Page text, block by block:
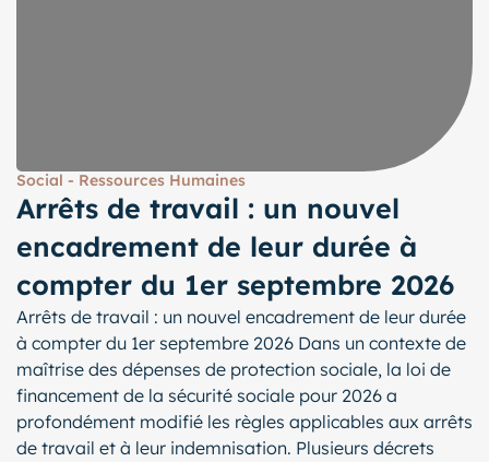
Social - Ressources Humaines
Arrêts de travail : un nouvel
encadrement de leur durée à
compter du 1er septembre 2026
Arrêts de travail : un nouvel encadrement de leur durée
à compter du 1er septembre 2026 Dans un contexte de
maîtrise des dépenses de protection sociale, la loi de
financement de la sécurité sociale pour 2026 a
profondément modifié les règles applicables aux arrêts
de travail et à leur indemnisation. Plusieurs décrets